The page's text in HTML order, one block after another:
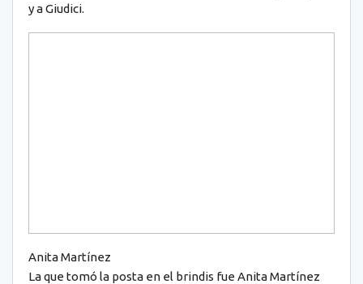
y a Giudici.
Anita Martínez
La que tomó la posta en el brindis fue Anita Martínez